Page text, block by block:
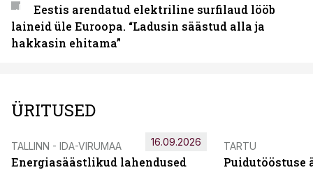
Eestis arendatud elektriline surfilaud lööb
laineid üle Euroopa. “Ladusin säästud alla ja
hakkasin ehitama”
ÜRITUSED
TALLINN - IDA-VIRUMAA
Energiasäästlikud lahendused
16.09.2026 TARTU
Puidutööstuse